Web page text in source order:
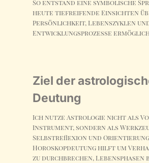
So entstand eine symbolische
heute tiefreifende Einsichten
Persönlichkeit, Lebenszyklen
Entwicklungsprozesse
Ziel der
Deutung
Ich nutze Astrologie nicht als
Instrument, sondern als
Selbstreflexion und
Horoskopdeutung hilft um
zu durchbrechen, Lebensphasen